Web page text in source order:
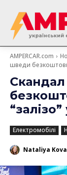
AMPERCAR.com
шведи
“залізо”
Електромобілі
Nataliya